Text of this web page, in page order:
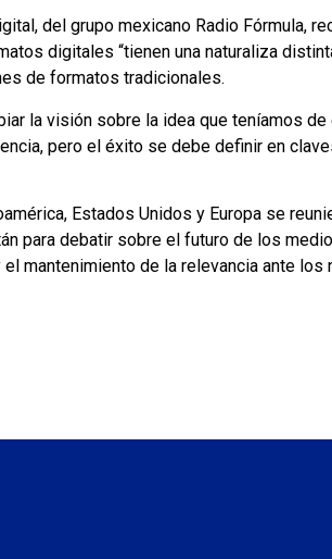
del grupo mexicano Radio Fórmula,
digitales “tienen una naturaliza
de formatos tradicionales.
la visión sobre la idea que teníamos de
pero el éxito se debe definir en
Estados Unidos y Europa se
para debatir sobre el futuro de los
mantenimiento de la relevancia ante los